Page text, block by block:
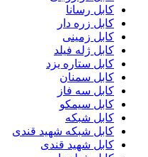
کابل رسانا
کابل زره دار
کابل زمینی
کابل ژله فیلد
کابل ستاره یزد
کابل سمنان
کابل سه فاز
کابل سیمکو
کابل شبکه
کابل شبکه شهید قندی
کابل شهید قندی